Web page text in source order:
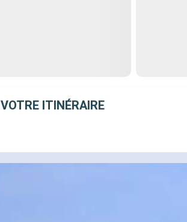
VOTRE ITINÉRAIRE